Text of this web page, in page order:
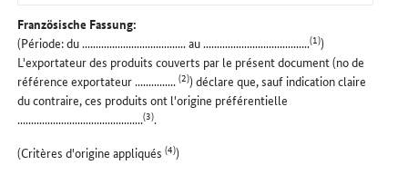
Französische Fassung:
(Période: du ...................................... au .......................................(1))
L'exportateur des produits couverts par le présent document (no de
référence exportateur ...............(2)) déclare que, sauf indication claire
du contraire, ces produits ont l'origine préférentielle
..............................................(3).
(Critères d'origine appliqués (4))